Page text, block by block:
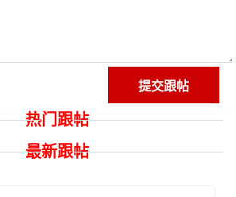
热门跟帖
最新跟帖